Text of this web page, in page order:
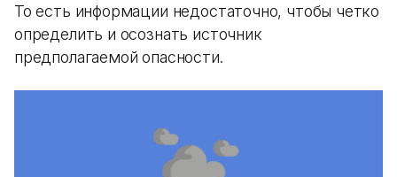
То есть информации недостаточно, чтобы четко
определить и осознать источник
предполагаемой опасности.